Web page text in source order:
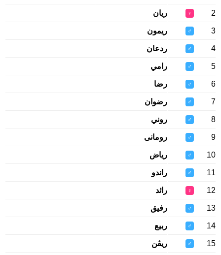
2
♀ ريان
3
♂ ريمون
4
♂ ردعان
5
♂ رامي
6
♂ رضا
7
♂ رضوان
8
♂ روني
9
♂ رومانى
10
♂ رياض
11
♂ راندو
12
♀ رائد
13
♂ رفيق
14
♂ ربيع
15
♂ ريڤن